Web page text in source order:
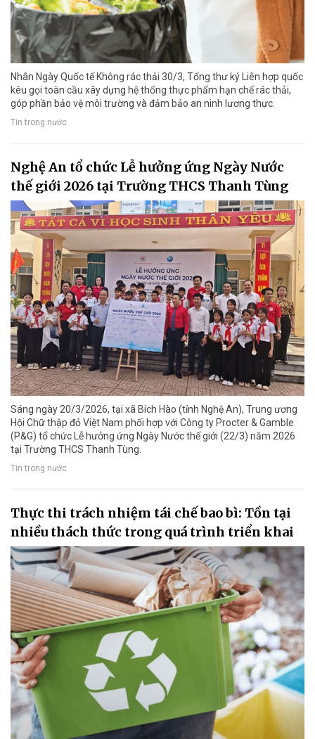
Nhân Ngày Quốc tế Không rác thải 30/3, Tổng thư ký Liên hợp quốc
kêu gọi toàn cầu xây dựng hệ thống thực phẩm hạn chế rác thải,
góp phần bảo vệ môi trường và đảm bảo an ninh lương thực.
Tin trong nước
Nghệ An tổ chức Lễ hưởng ứng Ngày Nước
thế giới 2026 tại Trường THCS Thanh Tùng
Sáng ngày 20/3/2026, tại xã Bích Hào (tỉnh Nghệ An), Trung ương
Hội Chữ thập đỏ Việt Nam phối hợp với Công ty Procter & Gamble
(P&G) tổ chức Lễ hưởng ứng Ngày Nước thế giới (22/3) năm 2026
tại Trường THCS Thanh Tùng.
Tin trong nước
Thực thi trách nhiệm tái chế bao bì: Tồn tại
nhiều thách thức trong quá trình triển khai